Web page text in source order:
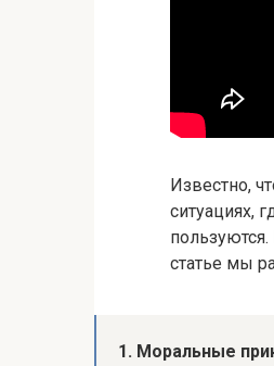
Известно,
ситуациях,
статье мы
1. Моральные